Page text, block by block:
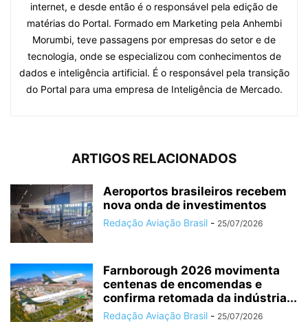
internet, e desde então é o responsável pela edição de
matérias do Portal. Formado em Marketing pela Anhembi
Morumbi, teve passagens por empresas do setor e de
tecnologia, onde se especializou com conhecimentos de
dados e inteligência artificial. É o responsável pela transição
do Portal para uma empresa de Inteligência de Mercado.
ARTIGOS RELACIONADOS
Aeroportos brasileiros recebem
nova onda de investimentos
Redação Aviação Brasil - 25/07/2026
Farnborough 2026 movimenta
centenas de encomendas e
confirma retomada da indústria...
Redação Aviação Brasil - 25/07/2026